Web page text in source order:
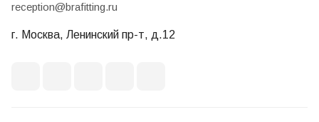
reception@brafitting.ru
г. Москва, Ленинский пр-т, д.12